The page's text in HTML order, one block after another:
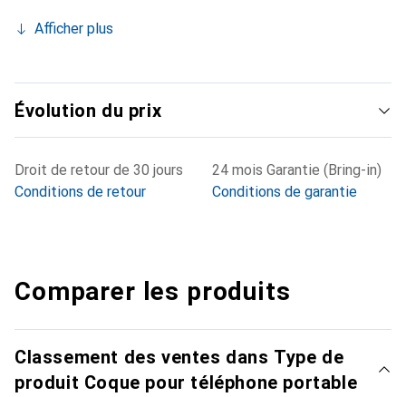
Afficher plus
Évolution du prix
Droit de retour de 30 jours
Conditions de retour
24 mois Garantie (Bring-in)
Conditions de garantie
Comparer les produits
Classement des ventes dans Type de
produit Coque pour téléphone portable